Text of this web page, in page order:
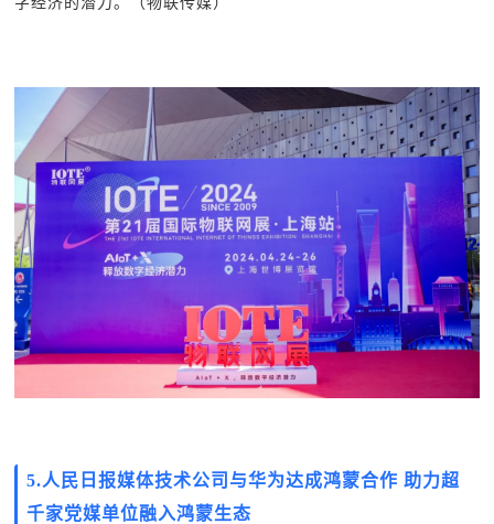
5.人民日报媒体技术公司与华为达成鸿蒙合作 助力超
千家党媒单位融入鸿蒙生态